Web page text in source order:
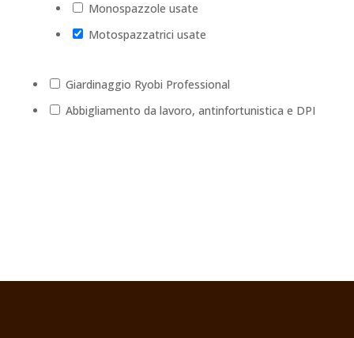
Monospazzole usate
Motospazzatrici usate
Giardinaggio Ryobi Professional
Abbigliamento da lavoro, antinfortunistica e DPI